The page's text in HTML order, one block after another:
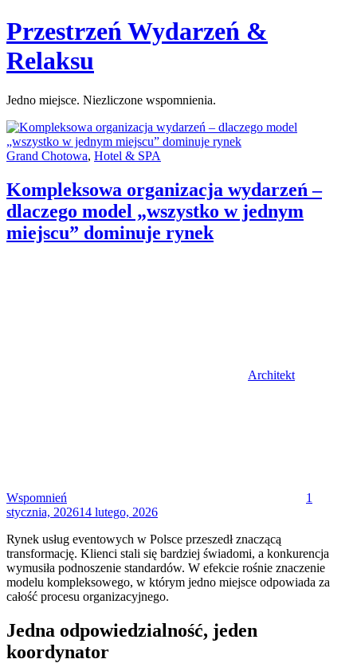
Skip
to
content
Przestrzeń Wydarzeń &
Relaksu
Jedno miejsce. Niezliczone wspomnienia.
Categories:
Grand Chotowa, Hotel & SPA
Kompleksowa organizacja wydarzeń –
dlaczego model „wszystko w jednym
miejscu” dominuje rynek
Architekt
Wspomnień
1
stycznia, 202614 lutego, 2026
Rynek usług eventowych w Polsce przeszedł znaczącą
transformację. Klienci stali się bardziej świadomi, a konkurencja
wymusiła podnoszenie standardów. W efekcie rośnie znaczenie
modelu kompleksowego, w którym jedno miejsce odpowiada za
całość procesu organizacyjnego.
Jedna odpowiedzialność, jeden
koordynator